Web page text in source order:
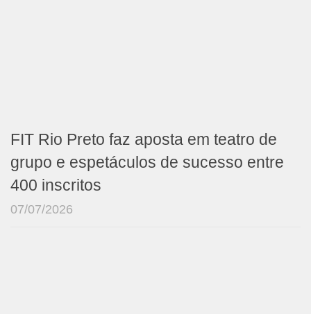
FIT Rio Preto faz aposta em teatro de
grupo e espetáculos de sucesso entre
400 inscritos
07/07/2026